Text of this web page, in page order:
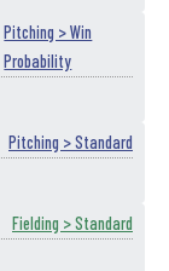
Pitching > Win
Probability
Pitching > Standard
Fielding > Standard